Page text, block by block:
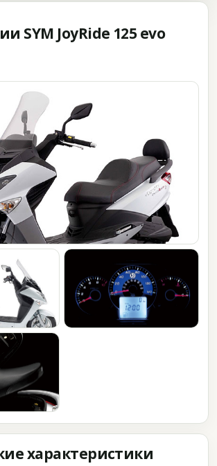
SYM JoyRide 125 evo
характеристики